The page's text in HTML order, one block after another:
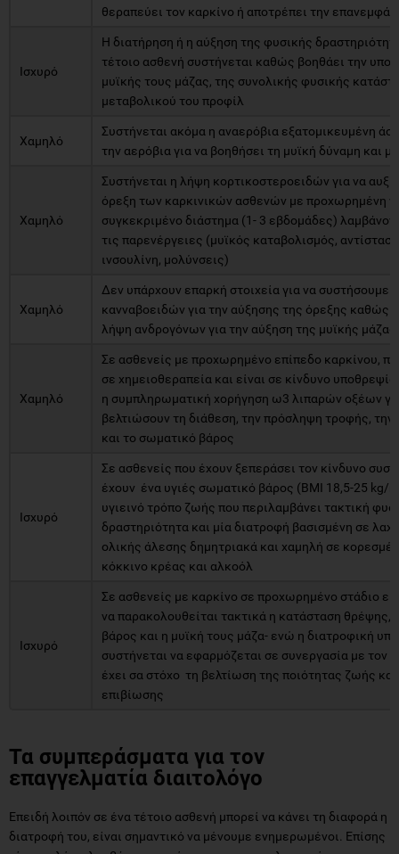
θεραπεύει τον καρκίνο ή αποτρέπει την
Ισχυρό
Η διατήρηση ή η αύξηση της φυσικής
τέτοιο ασθενή συστήνεται καθώς βοηθάει την
μυϊκής τους μάζας, της συνολικής φυσικής
μεταβολικού του προφίλ
Χαμηλό
Συστήνεται ακόμα η αναερόβια εξατομικευμένη
την αερόβια για να βοηθήσει τη μυϊκή δύναμη και
Χαμηλό
Συστήνεται η λήψη κορτικοστεροειδών για να
όρεξη των καρκινικών ασθενών με προχωρημένη
συγκεκριμένο διάστημα (1- 3 εβδομάδες)
τις παρενέργειες (μυϊκός καταβολισμός,
ινσουλίνη, μολύνσεις)
Χαμηλό
Δεν υπάρχουν επαρκή στοιχεία για να συστήσουμε
κανναβοειδών για την αύξησης της όρεξης καθώς
λήψη ανδρογόνων για την αύξηση της μυϊκής μάζας
Χαμηλό
Σε ασθενείς με προχωρημένο επίπεδο καρκίνου,
σε χημειοθεραπεία και είναι σε κίνδυνο
η συμπληρωματική χορήγηση ω3 λιπαρών οξέων
βελτιώσουν τη διάθεση, την πρόσληψη τροφής, την
και το σωματικό βάρος
Ισχυρό
Σε ασθενείς που έχουν ξεπεράσει τον κίνδυνο
έχουν ένα υγιές σωματικό βάρος (BMI 18,5-25 kg/
υγιεινό τρόπο ζωής που περιλαμβάνει τακτική
δραστηριότητα και μία διατροφή βασισμένη σε
ολικής άλεσης δημητριακά και χαμηλή σε
κόκκινο κρέας και αλκοόλ
Ισχυρό
Σε ασθενείς με καρκίνο σε προχωρημένο στάδιο
να παρακολουθείται τακτικά η κατάσταση θρέψης,
βάρος και η μυϊκή τους μάζα- ενώ η διατροφική
συστήνεται να εφαρμόζεται σε συνεργασία με τον
έχει σα στόχο τη βελτίωση της ποιότητας ζωής
επιβίωσης
Τα συμπεράσματα για τον
επαγγελματία διαιτολόγο
Επειδή λοιπόν σε ένα τέτοιο ασθενή μπορεί να κάνει τη διαφορά η
διατροφή του, είναι σημαντικό να μένουμε ενημερωμένοι. Επίσης